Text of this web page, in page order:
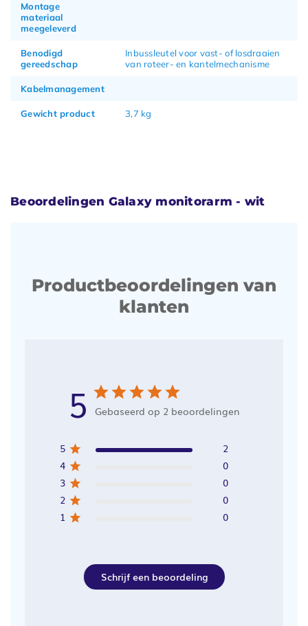
Montage
materiaal
meegeleverd
Benodigd
gereedschap
Inbussleutel voor vast- of losdraaien
van roteer- en kantelmechanisme
Kabelmanagement
Gewicht product 3,7 kg
Beoordelingen Galaxy monitorarm - wit
Productbeoordelingen van
klanten
5 Gebaseerd op 2 beoordelingen
5
2
4
0
3
0
2
0
1
0
Schrijf een beoordeling